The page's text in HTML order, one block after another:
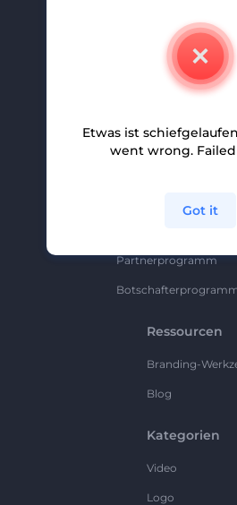
Partnerprogramm
Partnerprogramm
Ressourcen
Branding-
Blog
Kategorien
Video
Logo
Etwas ist
went wrong.
Got it